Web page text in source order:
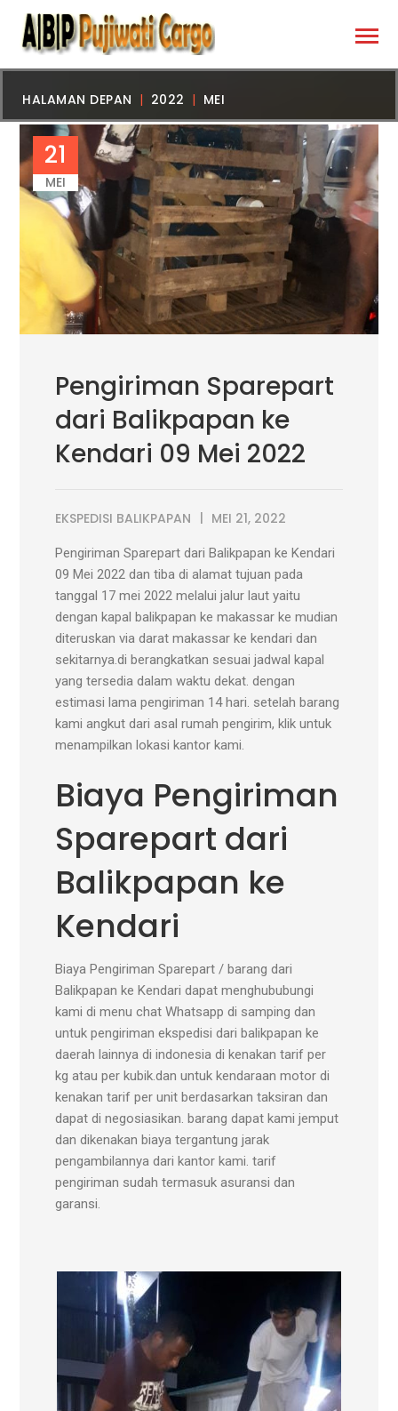
HALAMAN DEPAN 2022 MEI
21
MEI
Pengiriman Sparepart
dari Balikpapan ke
Kendari 09 Mei 2022
EKSPEDISI BALIKPAPAN MEI 21, 2022
Pengiriman Sparepart dari Balikpapan ke Kendari
09 Mei 2022 dan tiba di alamat tujuan pada
tanggal 17 mei 2022 melalui jalur laut yaitu
dengan kapal balikpapan ke makassar ke mudian
diteruskan via darat makassar ke kendari dan
sekitarnya.di berangkatkan sesuai jadwal kapal
yang tersedia dalam waktu dekat. dengan
estimasi lama pengiriman 14 hari. setelah barang
kami angkut dari asal rumah pengirim, klik untuk
menampilkan lokasi kantor kami.
Biaya Pengiriman
Sparepart dari
Balikpapan ke
Kendari
Biaya Pengiriman Sparepart / barang dari
Balikpapan ke Kendari dapat menghububungi
kami di menu chat Whatsapp di samping dan
untuk pengiriman ekspedisi dari balikpapan ke
daerah lainnya di indonesia di kenakan tarif per
kg atau per kubik.dan untuk kendaraan motor di
kenakan tarif per unit berdasarkan taksiran dan
dapat di negosiasikan. barang dapat kami jemput
dan dikenakan biaya tergantung jarak
pengambilannya dari kantor kami. tarif
pengiriman sudah termasuk asuransi dan
garansi.